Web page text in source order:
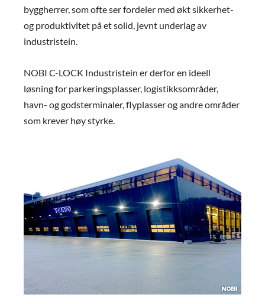
byggherrer, som ofte ser fordeler med økt sikkerhet-
og produktivitet på et solid, jevnt underlag av
industristein.
NOBI C-LOCK Industristein er derfor en ideell
løsning for parkeringsplasser, logistikksområder,
havn- og godsterminaler, flyplasser og andre områder
som krever høy styrke.